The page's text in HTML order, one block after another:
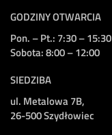
GODZINY OTWARCIA
Pon. – Pt.: 7:30 – 15:30
Sobota: 8:00 – 12:00
SIEDZIBA
ul. Metalowa 7B,
26-500 Szydłowiec